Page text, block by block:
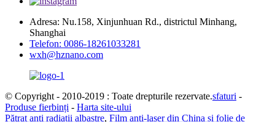
Adresa: Nu.158, Xinjunhuan Rd., districtul Minhang,
Shanghai
Telefon: 0086-18261033281
wxh@hznano.com
© Copyright - 2010-2019 : Toate drepturile rezervate.sfaturi -
Produse fierbinți - Harta site-ului
Pătrat anti radiații albastre, Film anti-laser din China și folie de